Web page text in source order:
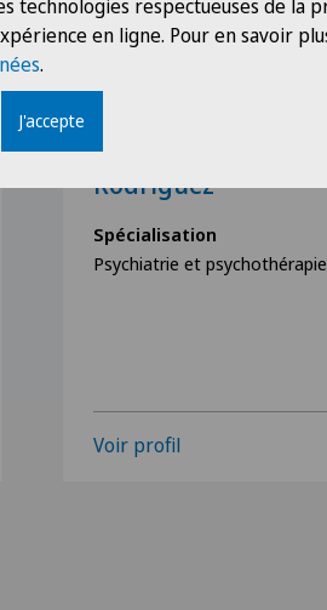
Dr méd. Daniel Diaz
Rodriguez
Spécialisation
Psychiatrie et psychothérapie
Voir profil
technologies respectueuses de la
en ligne. Pour en savoir
.
J'accepte